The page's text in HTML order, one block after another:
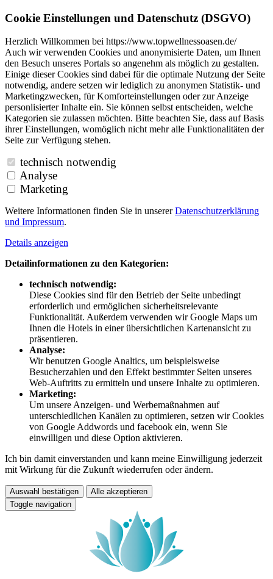
Cookie Einstellungen und Datenschutz (DSGVO)
Herzlich Willkommen bei https://www.topwellnessoasen.de/
Auch wir verwenden Cookies und anonymisierte Daten, um Ihnen
den Besuch unseres Portals so angenehm als möglich zu gestalten.
Einige dieser Cookies sind dabei für die optimale Nutzung der Seite
notwendig, andere setzen wir lediglich zu anonymen Statistik- und
Marketingzwecken, für Komforteinstellungen oder zur Anzeige
personlisierter Inhalte ein. Sie können selbst entscheiden, welche
Kategorien sie zulassen möchten. Bitte beachten Sie, dass auf Basis
ihrer Einstellungen, womöglich nicht mehr alle Funktionalitäten der
Seite zur Verfügung stehen.
technisch notwendig
Analyse
Marketing
Weitere Informationen finden Sie in unsererDatenschutzerklärung
und Impressum.
Details anzeigen
Detailinformationen zu den Kategorien:
technisch notwendig:
Diese Cookies sind für den Betrieb der Seite unbedingt
erforderlich und ermöglichen sicherheitsrelevante
Funktionalität. Außerdem verwenden wir Google Maps um
Ihnen die Hotels in einer übersichtlichen Kartenansicht zu
präsentieren.
Analyse:
Wir benutzen Google Analtics, um beispielsweise
Besucherzahlen und den Effekt bestimmter Seiten unseres
Web-Auftritts zu ermitteln und unsere Inhalte zu optimieren.
Marketing:
Um unsere Anzeigen- und Werbemaßnahmen auf
unterschiedlichen Kanälen zu optimieren, setzen wir Cookies
von Google Addwords und facebook ein, wenn Sie
einwilligen und diese Option aktivieren.
Ich bin damit einverstanden und kann meine Einwilligung jederzeit
mit Wirkung für die Zukunft wiederrufen oder ändern.
Auswahl bestätigen
Alle akzeptieren
Toggle navigation